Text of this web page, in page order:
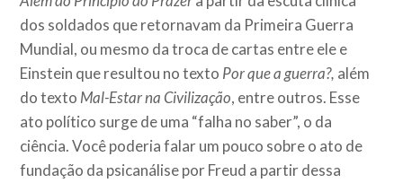
dos soldados que retornavam da Primeira Guerra
Mundial, ou mesmo da troca de cartas entre ele e
Einstein que resultou no texto Por que a guerra?, além
do texto Mal-Estar na Civilização, entre outros. Esse
ato político surge de uma “falha no saber”, o da
ciência. Você poderia falar um pouco sobre o ato de
fundação da psicanálise por Freud a partir dessa